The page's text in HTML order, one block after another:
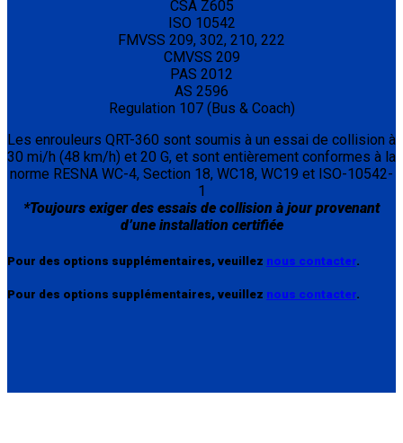
CSA Z605
ISO 10542
FMVSS 209, 302, 210, 222
CMVSS 209
PAS 2012
AS 2596
Regulation 107 (Bus & Coach)
Les enrouleurs QRT-360 sont soumis à un essai de collision à
30 mi/h (48 km/h) et 20 G, et sont entièrement conformes à la
norme RESNA WC-4, Section 18, WC18, WC19 et ISO-10542-
1
*Toujours exiger des essais de collision à jour provenant
d’une installation certifiée
Pour des options supplémentaires, veuillez nous contacter.
Pour des options supplémentaires, veuillez nous contacter.